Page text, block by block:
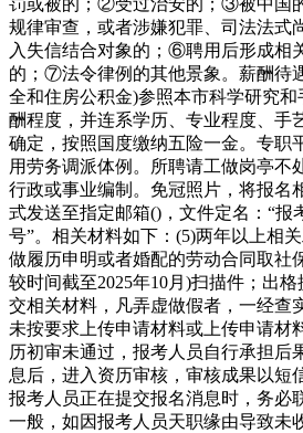
规律审查，或者涉嫌犯罪、司法法式
入失信结合对象的；⑥聘用后形成相
的；⑦法令律例的其他景象。薪酬待
全和住房公积金)参照本市科学研究
酬程度，并连系学历、专业程度、手
确定，按照国度缴纳五险一金。专职
用劳务调派体例。所聘请工做岗亭不
行政或事业编制。免冠照片，将报名
式发送至指定邮箱()，文件定名：“报
号”。相关材料如下：(5)两年以上相
做履历申明或者婚配的劳动合同取社
较时间截至2025年10月)扫描件；出
交相关材料，凡弄虚做假者，一经查
未按要求上传申请材料或上传申请材
历初审未通过，报考人员自行承担后
息后，进入资历审核，审核成果以短
报考人员正在提交报名消息时，务必
一般，如因报考人员天职缘由导致未